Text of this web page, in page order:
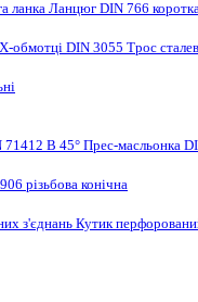
ланкаЛанцюг DIN 766
обмотці DIN 3055 Трос
71412 B 45°Прес-масльонка
різьбова конічна
з'єднаньКутик